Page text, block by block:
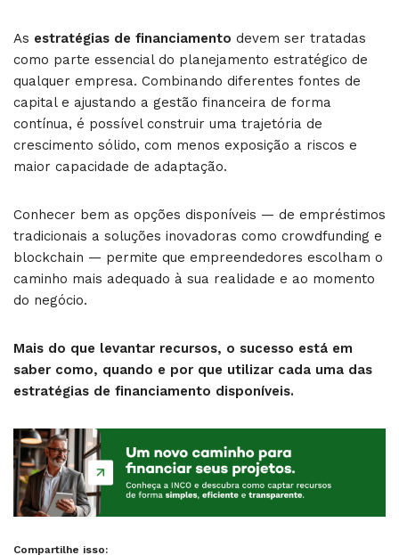
As estratégias de financiamento devem ser tratadas
como parte essencial do planejamento estratégico de
qualquer empresa. Combinando diferentes fontes de
capital e ajustando a gestão financeira de forma
contínua, é possível construir uma trajetória de
crescimento sólido, com menos exposição a riscos e
maior capacidade de adaptação.
Conhecer bem as opções disponíveis — de empréstimos
tradicionais a soluções inovadoras como crowdfunding e
blockchain — permite que empreendedores escolham o
caminho mais adequado à sua realidade e ao momento
do negócio.
Mais do que levantar recursos, o sucesso está em
saber como, quando e por que utilizar cada uma das
estratégias de financiamento disponíveis.
Compartilhe isso: